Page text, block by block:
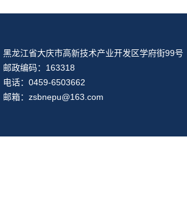
黑龙江省大庆市高新技术产业开发区学府街99号
邮政编码：163318
电话：0459-6503662
邮箱：zsbnepu@163.com